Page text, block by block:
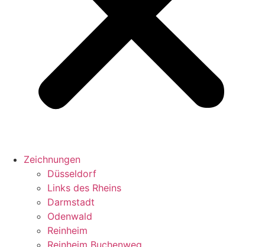
Zeichnungen
Düsseldorf
Links des Rheins
Darmstadt
Odenwald
Reinheim
Reinheim Buchenweg